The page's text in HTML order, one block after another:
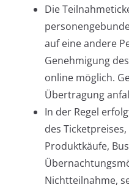
Die
auf eine andere
Genehmigung
online möglich.
Übertragung
In der Regel
des
Produktkäufe,
Nichtteilnahme,